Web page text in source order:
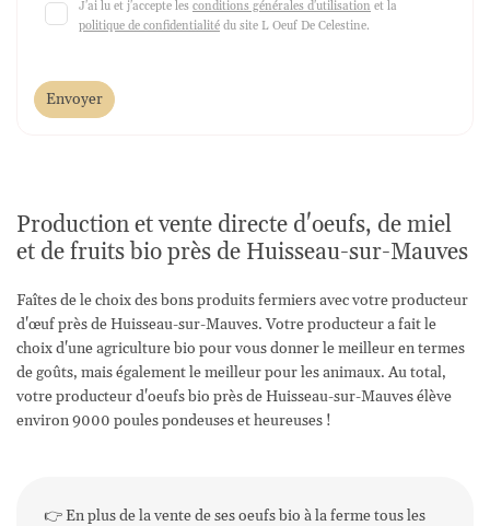
J'ai lu et j'accepte les conditions générales d'utilisation et la
politique de confidentialité du site L Oeuf De Celestine.
Envoyer
Production et vente directe d'oeufs, de miel
et de fruits bio près de Huisseau-sur-Mauves
Faîtes de le choix des bons produits fermiers avec votre producteur
d'œuf près de Huisseau-sur-Mauves. Votre producteur a fait le
choix d'une agriculture bio pour vous donner le meilleur en termes
de goûts, mais également le meilleur pour les animaux. Au total,
votre producteur d'oeufs bio près de Huisseau-sur-Mauves élève
environ 9000 poules pondeuses et heureuses !
👉 En plus de la vente de ses oeufs bio à la ferme tous les